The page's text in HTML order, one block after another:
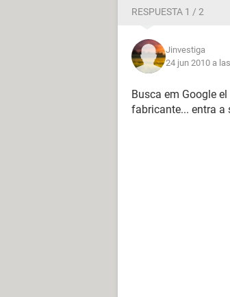
RESPUESTA 1 / 2
Jinvestiga
24 jun 2010 a
Busca em Google
fabricante... entra a